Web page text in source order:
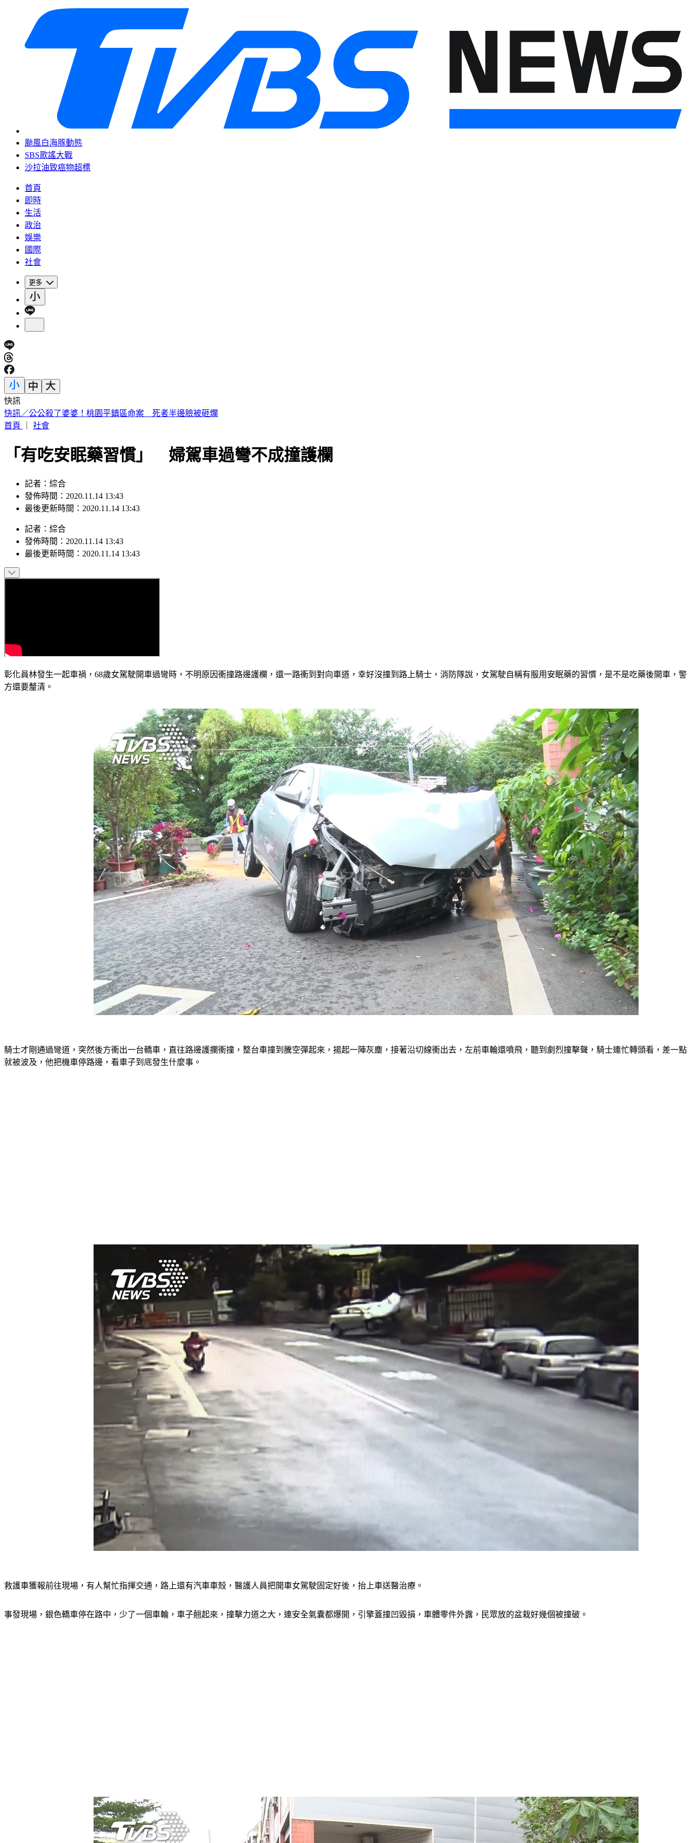
颱風白海豚動態
SBS歌謠大戰
沙拉油致癌物超標
首頁
即時
生活
政治
娛樂
國際
社會
更多
快訊
《花蓮好FUN》YOYO家族互動秀 每週六日花蓮鯉魚潭演出
首頁
社會
「有吃安眠藥習慣」 婦駕車過彎不成撞護欄
記者：綜合
發佈時間：2020.11.14 13:43
最後更新時間：2020.11.14 13:43
記者 ： 綜合
發佈時間： 2020.11.14 13:43
最後更新時間： 2020.11.14 13:43
彰化員林發生一起車禍，68歲女駕駛開車過彎時，不明原因衝撞路邊護欄，還一路衝到對向車道，幸好沒撞到路上騎士，消防隊說，女駕駛自稱有服用安眠藥的習慣，是不是吃藥後開車，警
方還要釐清。
騎士才剛通過彎道，突然後方衝出一台轎車，直往路邊護攔衝撞，整台車撞到騰空彈起來，揚起一陣灰塵，接著沿切線衝出去，左前車輪還噴飛，聽到劇烈撞擊聲，騎士連忙轉頭看，差一點
就被波及，他把機車停路邊，看車子到底發生什麼事。
救護車獲報前往現場，有人幫忙指揮交通，路上還有汽車車殼，醫護人員把開車女駕駛固定好後，抬上車送醫治療。
事發現場，銀色轎車停在路中，少了一個車輪，車子翹起來，撞擊力道之大，連安全氣囊都爆開，引擎蓋撞凹毀損，車體零件外露，民眾放的盆栽好幾個被撞破。